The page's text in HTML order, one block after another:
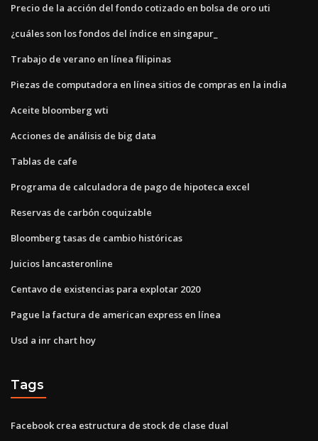
Precio de la acción del fondo cotizado en bolsa de oro uti
¿cuáles son los fondos del índice en singapur_
Trabajo de verano en línea filipinas
Piezas de computadora en línea sitios de compras en la india
Aceite bloomberg wti
Acciones de análisis de big data
Tablas de cafe
Programa de calculadora de pago de hipoteca excel
Reservas de carbón coquizable
Bloomberg tasas de cambio históricas
Juicios lancasteronline
Centavo de existencias para explotar 2020
Pague la factura de american express en línea
Usd a inr chart hoy
Tags
Facebook crea estructura de stock de clase dual